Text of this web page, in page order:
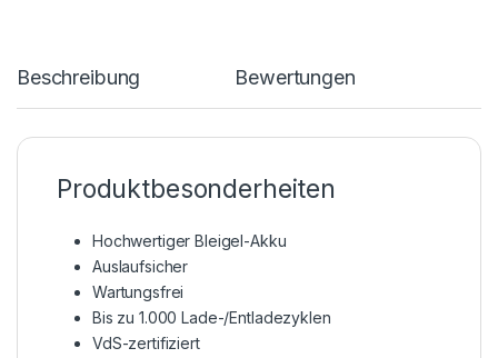
Beschreibung Bewertungen
Produktbesonderheiten
Hochwertiger Bleigel-Akku
Auslaufsicher
Wartungsfrei
Bis zu 1.000 Lade-/Entladezyklen
VdS-zertifiziert